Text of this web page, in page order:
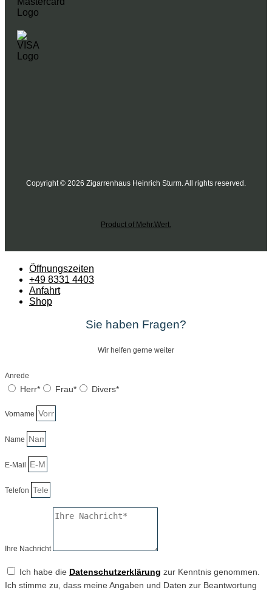
Copyright © 2026 Zigarrenhaus Heinrich Sturm. All rights reserved.
Product of Mehr.Wert.
Öffnungszeiten
+49 8331 4403
Anfahrt
Shop
Sie haben Fragen?
Wir helfen gerne weiter
Anrede
Herr* Frau* Divers*
Vorname
Name
E-Mail
Telefon
Ihre Nachricht
Ich habe die Datenschutzerklärung zur Kenntnis genommen.
Ich stimme zu, dass meine Angaben und Daten zur Beantwortung